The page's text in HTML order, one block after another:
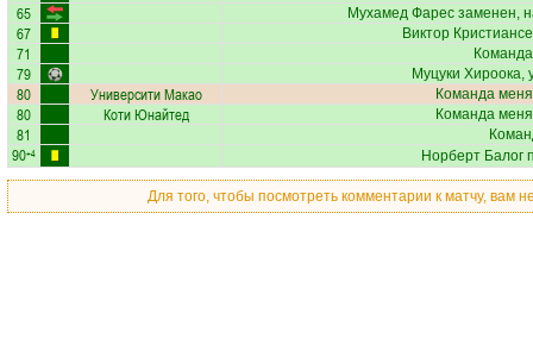
65 Мухамед Фарес заменен,
67 Виктор
71
79 Муцуки Хироока,
80 Университи Макао Команда
80 Коти Юнайтед Команда
81
90+4 Норберт Балог
Для того, чтобы посмотреть комментарии к матчу, вам